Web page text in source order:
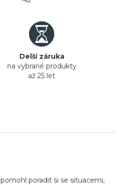
Delší záruka
na vybrané produkty
až 25 let
poradit si se situacemi,